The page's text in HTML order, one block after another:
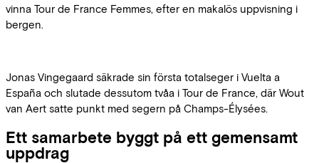
vinna Tour de France Femmes, efter en makalös uppvisning i
bergen.
Jonas Vingegaard säkrade sin första totalseger i Vuelta a
España och slutade dessutom tvåa i Tour de France, där Wout
van Aert satte punkt med segern på Champs-Élysées.
Ett samarbete byggt på ett gemensamt
uppdrag